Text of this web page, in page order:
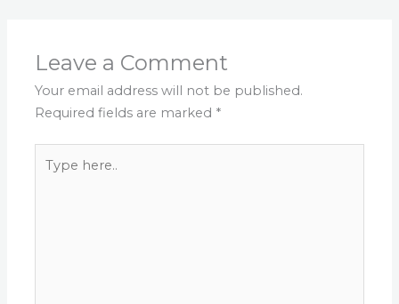
Leave a Comment
Your email address will not be published.
Required fields are marked *
here..